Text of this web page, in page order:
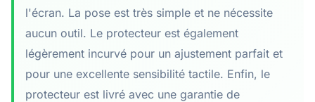
l'écran. La pose est très simple et ne nécessite
aucun outil. Le protecteur est également
légèrement incurvé pour un ajustement parfait et
pour une excellente sensibilité tactile. Enfin, le
protecteur est livré avec une garantie de